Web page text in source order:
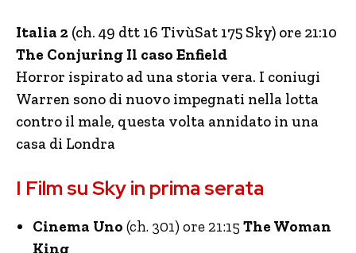
Italia 2 (ch. 49 dtt 16 TivùSat 175 Sky) ore 21:10
The Conjuring Il caso Enfield
Horror ispirato ad una storia vera. I coniugi
Warren sono di nuovo impegnati nella lotta
contro il male, questa volta annidato in una
casa di Londra
I Film su Sky in prima serata
Cinema Uno (ch. 301) ore 21:15 The Woman
King